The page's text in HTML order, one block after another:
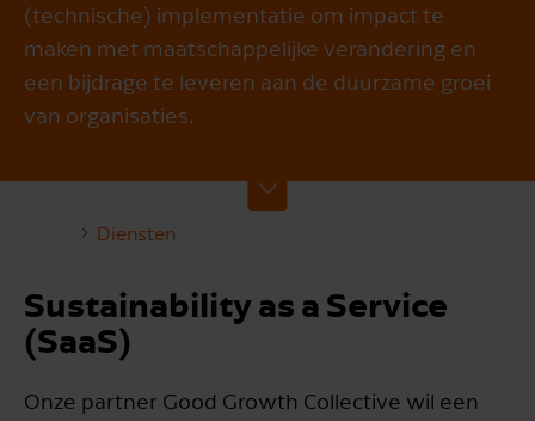
(technische) implementatie om impact te
maken met maatschappelijke verandering en
een bijdrage te leveren aan de duurzame groei
van organisaties.
Diensten
Sustainability as a Service
(SaaS)
Onze partner Good Growth Collective wil een